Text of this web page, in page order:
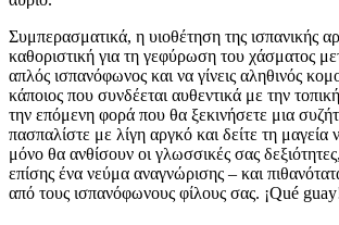
Συμπερασματικά, η υιοθέτηση της ισπανικής
καθοριστική για τη γεφύρωση του χάσματος
απλός ισπανόφωνος και να γίνεις αληθινός
κάποιος που συνδέεται αυθεντικά με την
την επόμενη φορά που θα ξεκινήσετε μια
πασπαλίστε με λίγη αργκό και δείτε τη μαγεία
μόνο θα ανθίσουν οι γλωσσικές σας
επίσης ένα νεύμα αναγνώρισης – και
από τους ισπανόφωνους φίλους σας. ¡Qué